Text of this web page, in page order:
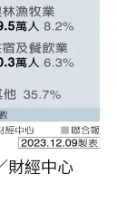
財經中心